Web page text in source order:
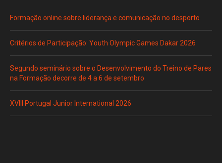
Formação online sobre liderança e comunicação no desporto
Critérios de Participação: Youth Olympic Games Dakar 2026
Segundo seminário sobre o Desenvolvimento do Treino de Pares
na Formação decorre de 4 a 6 de setembro
XVIII Portugal Junior International 2026